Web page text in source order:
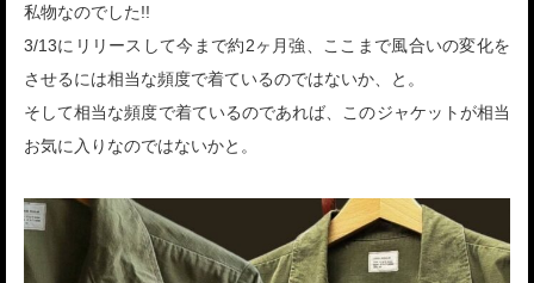
私物なのでした!!
3/13にリリースして今まで約2ヶ月強、ここまで風合いの変化を
させるには相当な頻度で着ているのではないか、と。
そして相当な頻度で着ているのであれば、このジャケットが相当
お気に入りなのではないかと。